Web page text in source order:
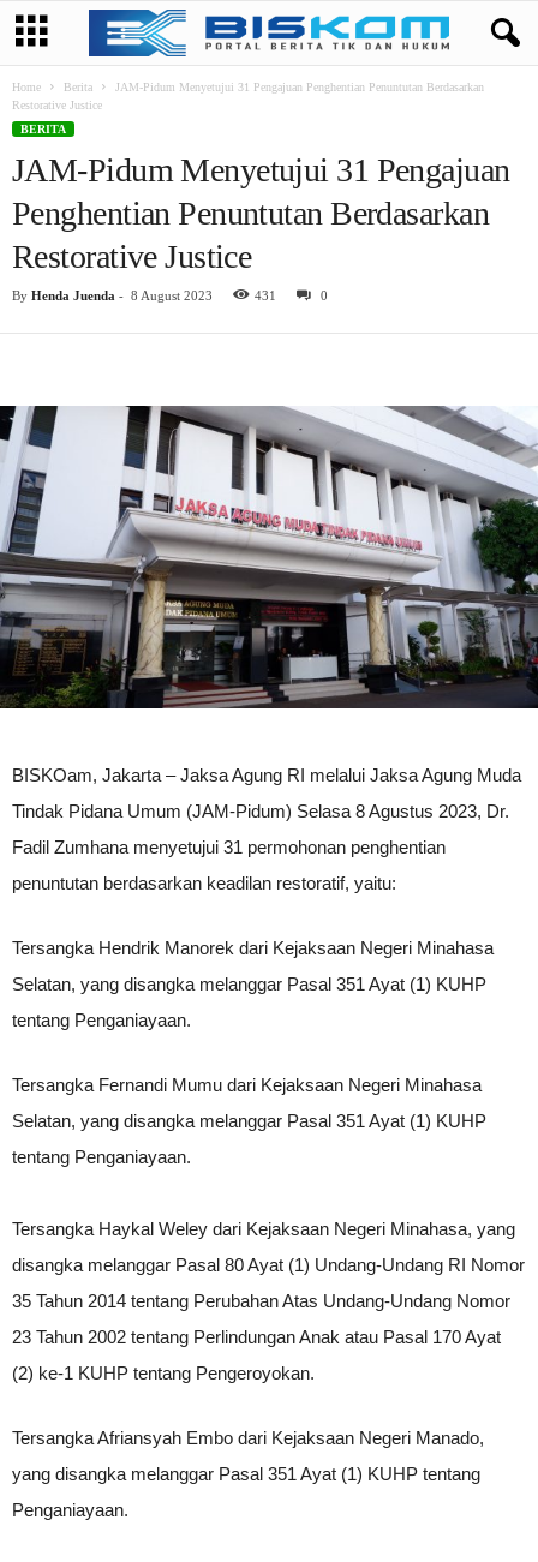
Home Berita
JAM-Pidum Menyetujui 31 Pengajuan Penghentian Penuntutan Berdasarkan
Restorative Justice
BERITA
JAM-Pidum Menyetujui 31 Pengajuan
Penghentian Penuntutan Berdasarkan
Restorative Justice
By Henda Juenda - 8 August 2023 431 0
BISKOam, Jakarta – Jaksa Agung RI melalui Jaksa Agung Muda
Tindak Pidana Umum (JAM-Pidum) Selasa 8 Agustus 2023, Dr.
Fadil Zumhana menyetujui 31 permohonan penghentian
penuntutan berdasarkan keadilan restoratif, yaitu:
Tersangka Hendrik Manorek dari Kejaksaan Negeri Minahasa
Selatan, yang disangka melanggar Pasal 351 Ayat (1) KUHP
tentang Penganiayaan.
Tersangka Fernandi Mumu dari Kejaksaan Negeri Minahasa
Selatan, yang disangka melanggar Pasal 351 Ayat (1) KUHP
tentang Penganiayaan.
Tersangka Haykal Weley dari Kejaksaan Negeri Minahasa, yang
disangka melanggar Pasal 80 Ayat (1) Undang-Undang RI Nomor
35 Tahun 2014 tentang Perubahan Atas Undang-Undang Nomor
23 Tahun 2002 tentang Perlindungan Anak atau Pasal 170 Ayat
(2) ke-1 KUHP tentang Pengeroyokan.
Tersangka Afriansyah Embo dari Kejaksaan Negeri Manado,
yang disangka melanggar Pasal 351 Ayat (1) KUHP tentang
Penganiayaan.